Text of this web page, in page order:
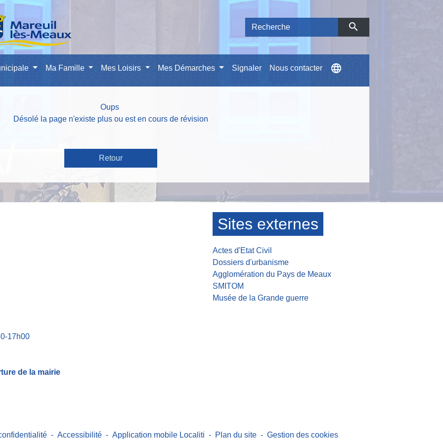
search
Ma Famille Mes Loisirs Mes Démarches Signaler Nous contacter language
Oups
Désolé la page n'existe plus ou est en cours de révision
Retour
17h00
de la mairie
Sites externes
Actes d'Etat Civil
Dossiers d'urbanisme
Agglomération du Pays de Meaux
SMITOM
Musée de la Grande guerre
- Accessibilité - Application mobile Localiti - Plan du site - Gestion des cookies